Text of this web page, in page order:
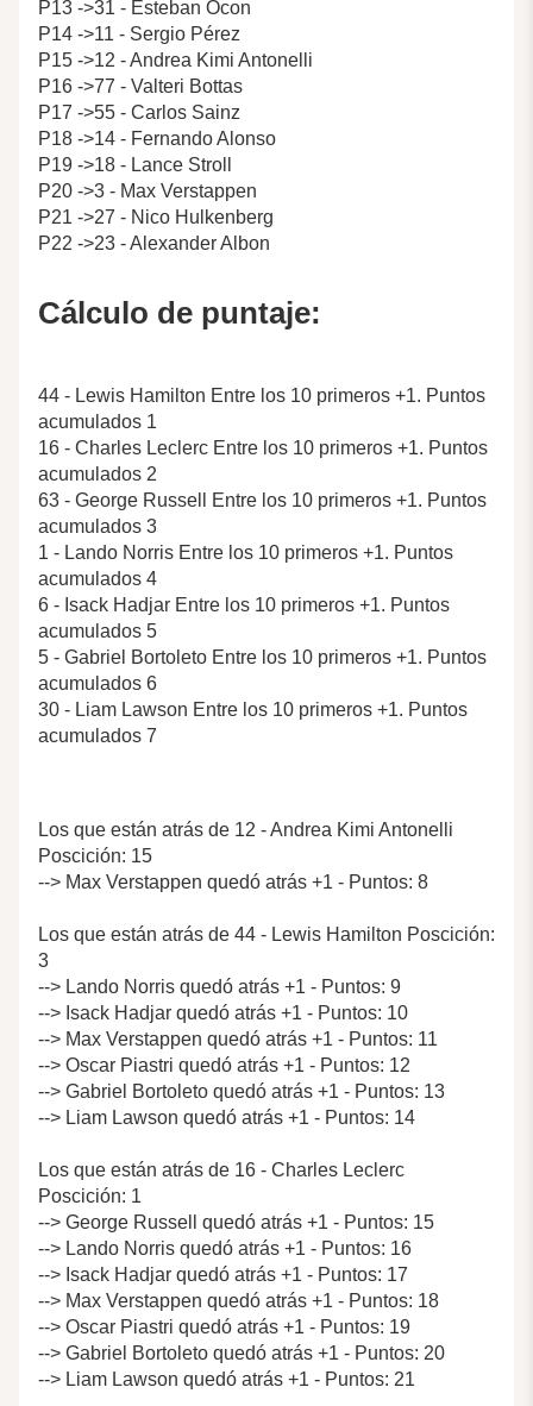
P13 ->31 - Esteban Ocon
P14 ->11 - Sergio Pérez
P15 ->12 - Andrea Kimi Antonelli
P16 ->77 - Valteri Bottas
P17 ->55 - Carlos Sainz
P18 ->14 - Fernando Alonso
P19 ->18 - Lance Stroll
P20 ->3 - Max Verstappen
P21 ->27 - Nico Hulkenberg
P22 ->23 - Alexander Albon
Cálculo de puntaje:
44 - Lewis Hamilton Entre los 10 primeros +1. Puntos
acumulados 1
16 - Charles Leclerc Entre los 10 primeros +1. Puntos
acumulados 2
63 - George Russell Entre los 10 primeros +1. Puntos
acumulados 3
1 - Lando Norris Entre los 10 primeros +1. Puntos
acumulados 4
6 - Isack Hadjar Entre los 10 primeros +1. Puntos
acumulados 5
5 - Gabriel Bortoleto Entre los 10 primeros +1. Puntos
acumulados 6
30 - Liam Lawson Entre los 10 primeros +1. Puntos
acumulados 7
Los que están atrás de 12 - Andrea Kimi Antonelli
Poscición: 15
--> Max Verstappen quedó atrás +1 - Puntos: 8
Los que están atrás de 44 - Lewis Hamilton Poscición:
3
--> Lando Norris quedó atrás +1 - Puntos: 9
--> Isack Hadjar quedó atrás +1 - Puntos: 10
--> Max Verstappen quedó atrás +1 - Puntos: 11
--> Oscar Piastri quedó atrás +1 - Puntos: 12
--> Gabriel Bortoleto quedó atrás +1 - Puntos: 13
--> Liam Lawson quedó atrás +1 - Puntos: 14
Los que están atrás de 16 - Charles Leclerc
Poscición: 1
--> George Russell quedó atrás +1 - Puntos: 15
--> Lando Norris quedó atrás +1 - Puntos: 16
--> Isack Hadjar quedó atrás +1 - Puntos: 17
--> Max Verstappen quedó atrás +1 - Puntos: 18
--> Oscar Piastri quedó atrás +1 - Puntos: 19
--> Gabriel Bortoleto quedó atrás +1 - Puntos: 20
--> Liam Lawson quedó atrás +1 - Puntos: 21